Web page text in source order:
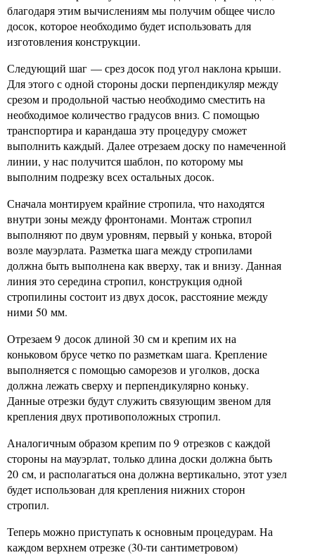
благодаря этим вычислениям мы получим общее число
досок, которое необходимо будет использовать для
изготовления конструкции.
Следующий шаг — срез досок под угол наклона крыши.
Для этого с одной стороны доски перпендикуляр между
срезом и продольной частью необходимо сместить на
необходимое количество градусов вниз. С помощью
транспортира и карандаша эту процедуру сможет
выполнить каждый. Далее отрезаем доску по намеченной
линии, у нас получится шаблон, по которому мы
выполним подрезку всех остальных досок.
Сначала монтируем крайние стропила, что находятся
внутри зоны между фронтонами. Монтаж стропил
выполняют по двум уровням, первый у конька, второй
возле мауэрлата. Разметка шага между стропилами
должна быть выполнена как вверху, так и внизу. Данная
линия это середина стропил, конструкция одной
стропилины состоит из двух досок, расстояние между
ними 50 мм.
Отрезаем 9 досок длиной 30 см и крепим их на
коньковом брусе четко по разметкам шага. Крепление
выполняется с помощью саморезов и уголков, доска
должна лежать сверху и перпендикулярно коньку.
Данные отрезки будут служить связующим звеном для
крепления двух противоположных стропил.
Аналогичным образом крепим по 9 отрезков с каждой
стороны на мауэрлат, только длина доски должна быть
20 см, и располагаться она должна вертикально, этот узел
будет использован для крепления нижних сторон
стропил.
Теперь можно приступать к основным процедурам. На
каждом верхнем отрезке (30-ти сантиметровом)